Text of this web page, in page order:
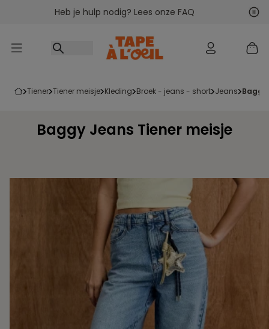
Ga naar inhoudHeb je hulp nodig? Lees onze FAQ
tiener tiener meisje kleding broek - jeans - short jeans
Baggy Jeans Tiener meisje